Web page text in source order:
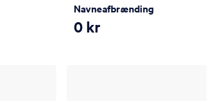
Navneafbrænding
0 kr